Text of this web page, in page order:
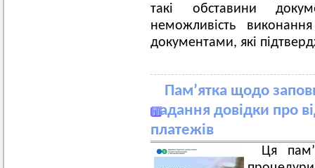
такі обставини
неможливість
документами, які
Пам’ятка щодо
надання довідки про
платежів
Ця